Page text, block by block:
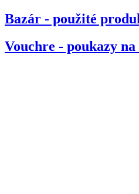
Bazár - použité
Vouchre - poukazy